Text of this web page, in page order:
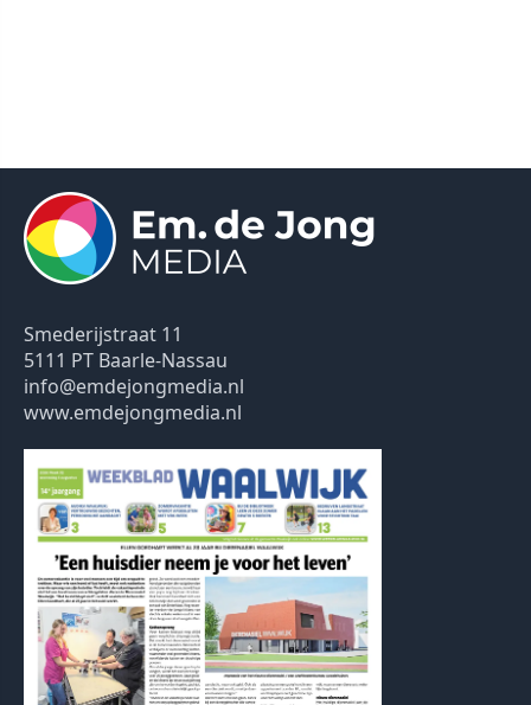
Smederijstraat 11
5111 PT Baarle-Nassau
info@emdejongmedia.nl
www.emdejongmedia.nl